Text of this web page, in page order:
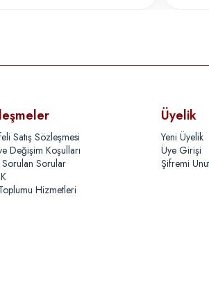
Satış Sözleşmesi
Değişim Koşulları
Sorulan Sorular
Hizmetleri
Üyelik
Yeni Üyelik
Üye Girişi
Şifremi